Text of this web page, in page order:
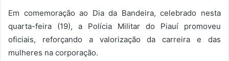
Em comemoração ao Dia da Bandeira, celebrado nesta
quarta-feira (19), a Polícia Militar do Piauí promoveu
oficiais, reforçando a valorização da carreira e das
mulheres na corporação.